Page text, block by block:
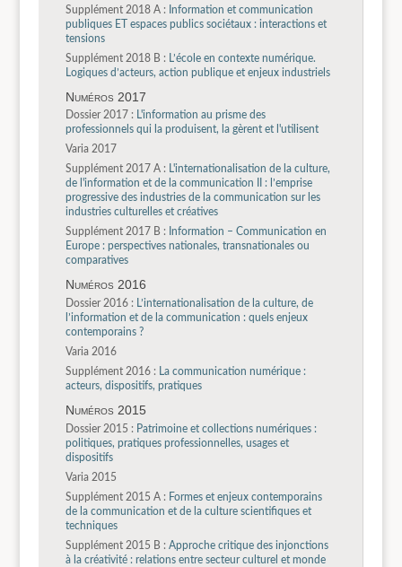
Supplément 2018 A : Information et communication
publiques ET espaces publics sociétaux : interactions et
tensions
Supplément 2018 B : L’école en contexte numérique.
Logiques d’acteurs, action publique et enjeux industriels
Numéros 2017
Dossier 2017 : L'information au prisme des
professionnels qui la produisent, la gèrent et l'utilisent
Varia 2017
Supplément 2017 A : L'internationalisation de la culture,
de l'information et de la communication II : l’emprise
progressive des industries de la communication sur les
industries culturelles et créatives
Supplément 2017 B : Information – Communication en
Europe : perspectives nationales, transnationales ou
comparatives
Numéros 2016
Dossier 2016 : L’internationalisation de la culture, de
l’information et de la communication : quels enjeux
contemporains ?
Varia 2016
Supplément 2016 : La communication numérique :
acteurs, dispositifs, pratiques
Numéros 2015
Dossier 2015 : Patrimoine et collections numériques :
politiques, pratiques professionnelles, usages et
dispositifs
Varia 2015
Supplément 2015 A : Formes et enjeux contemporains
de la communication et de la culture scientifiques et
techniques
Supplément 2015 B : Approche critique des injonctions
à la créativité : relations entre secteur culturel et monde